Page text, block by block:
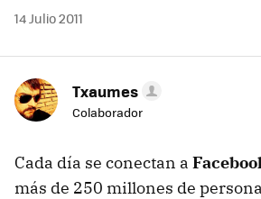
14 Julio 2011
Txaumes
Colaborador
Cada día se conectan a
más de 250 millones de